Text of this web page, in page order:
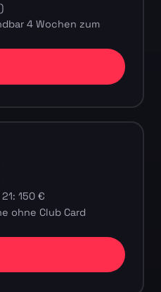
4 Wochen zum
150 €
ohne Club Card